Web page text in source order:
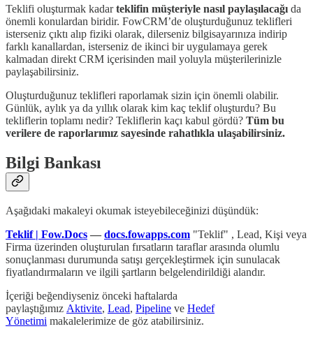
Teklifi oluşturmak kadarteklifin müşteriyle nasıl paylaşılacağı da
önemli konulardan biridir. FowCRM’de oluşturduğunuz teklifleri
isterseniz çıktı alıp fiziki olarak, dilerseniz bilgisayarınıza indirip
farklı kanallardan, isterseniz de ikinci bir uygulamaya gerek
kalmadan direkt CRM içerisinden mail yoluyla müşterilerinizle
paylaşabilirsiniz.
Oluşturduğunuz teklifleri raporlamak sizin için önemli olabilir.
Günlük, aylık ya da yıllık olarak kim kaç teklif oluşturdu? Bu
tekliflerin toplamı nedir? Tekliflerin kaçı kabul gördü? Tüm bu
verilere de raporlarımız sayesinde rahatlıkla ulaşabilirsiniz.
Bilgi Bankası
Aşağıdaki makaleyi okumak isteyebileceğinizi düşündük:
Teklif | Fow.Docs — docs.fowapps.com "Teklif" , Lead, Kişi veya
Firma üzerinden oluşturulan fırsatların taraflar arasında olumlu
sonuçlanması durumunda satışı gerçekleştirmek için sunulacak
fiyatlandırmaların ve ilgili şartların belgelendirildiği alandır.
İçeriği beğendiyseniz önceki haftalarda
paylaştığımız Aktivite, Lead, Pipeline ve Hedef
Yönetimi makalelerimize de göz atabilirsiniz.